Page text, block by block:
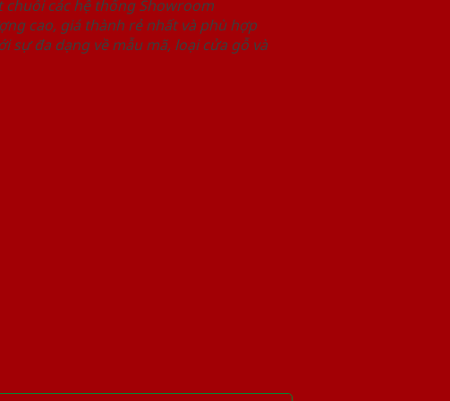
chuỗi các hệ thống Showroom
cao, giá thành rẻ nhất và phù hợp
sự đa dạng về mẫu mã, loại cửa gỗ và